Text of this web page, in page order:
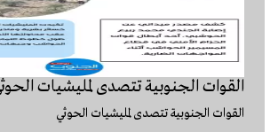
القوات الجنوبية تتصدى لمليشيات
القوات الجنوبية تتصدى لمليشيات الحوثي